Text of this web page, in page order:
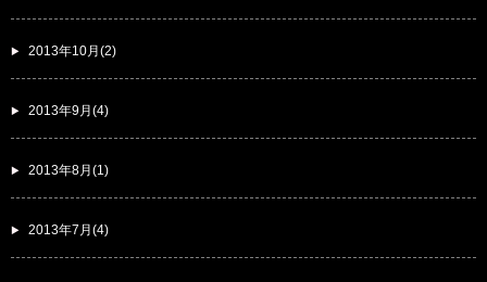
2013年10月(2)
2013年9月(4)
2013年8月(1)
2013年7月(4)